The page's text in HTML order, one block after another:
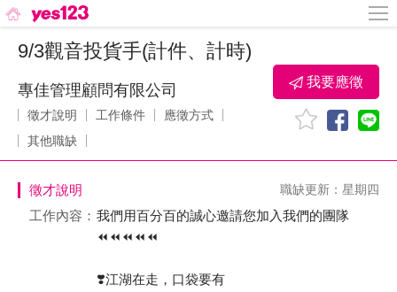
9/3觀音投貨手(計件、計時)
專佳管理顧問有限公司
徵才說明 工作條件
應徵方式
其他職缺
我要應徵
徵才說明 職缺更新：星期四
工作內容： 我們用百分百的誠心邀請您加入我們的團隊
⏪⏪⏪⏪⏪
❣️江湖在走，口袋要有